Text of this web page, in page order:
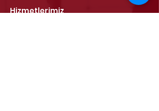
Hizmetlerimiz